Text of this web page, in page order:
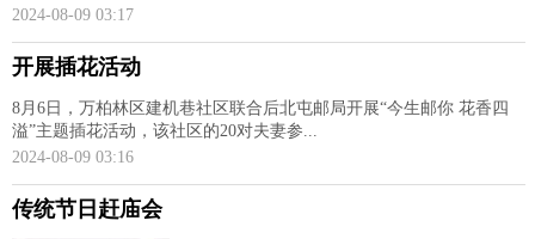
2024-08-09 03:17
开展插花活动
8月6日，万柏林区建机巷社区联合后北屯邮局开展“今生邮你 花香四
溢”主题插花活动，该社区的20对夫妻参...
2024-08-09 03:16
传统节日赶庙会